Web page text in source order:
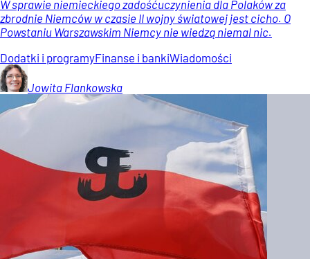
W sprawie niemieckiego zadośćuczynienia dla Polaków za
zbrodnie Niemców w czasie II wojny światowej jest cicho. O
Powstaniu Warszawskim Niemcy nie wiedzą niemal nic.
Dodatki i programyFinanse i bankiWiadomości
Jowita Flankowska